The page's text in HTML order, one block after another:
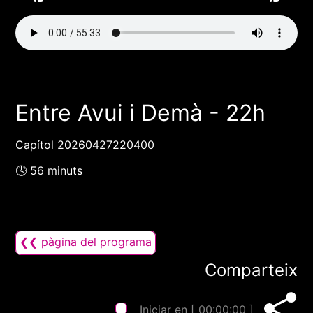
Entre Avui i Demà - 22h
Capítol 20260427220400
🕓 56 minuts
❮❮ pàgina del programa
Comparteix
Iniciar en [ 00:00:00 ]